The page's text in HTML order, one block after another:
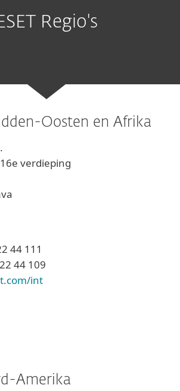
Regio's
Oosten en Afrika
verdieping
44 111
44 109
int
Amerika